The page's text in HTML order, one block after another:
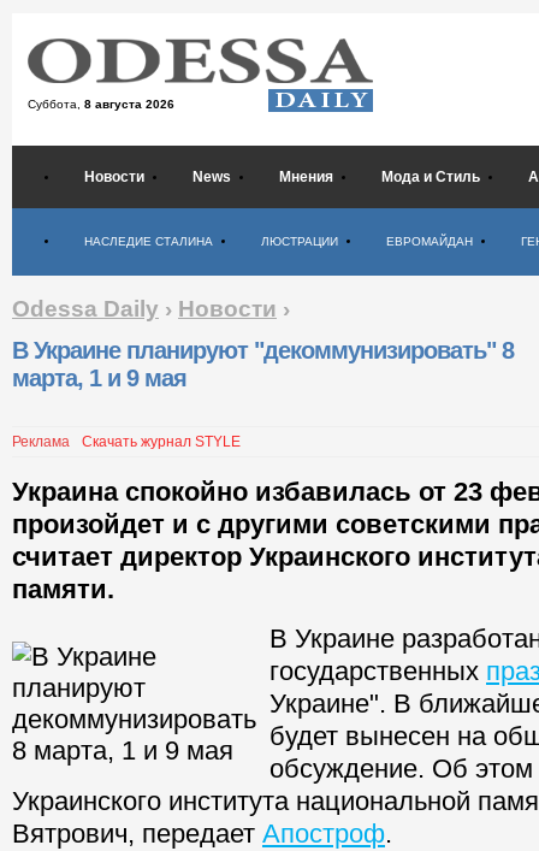
Суббота, 8 августа 2026
Новости News Мнения Мода и Стиль
НАСЛЕДИЕ СТАЛИНА ЛЮСТРАЦИИ ЕВРОМАЙДАН
Odessa Daily › Новости ›
В Украине планируют "декоммунизировать" 8
марта, 1 и 9 мая
Реклама Скачать журнал STYLE
Украина спокойно избавилась от 23
произойдет и с другими советскими
считает директор Украинского
памяти.
В Украине
государственных
Украине". В
будет вынесен на
обсуждение. Об этом
Украинского института национальной
Вятрович, передает Апостроф.